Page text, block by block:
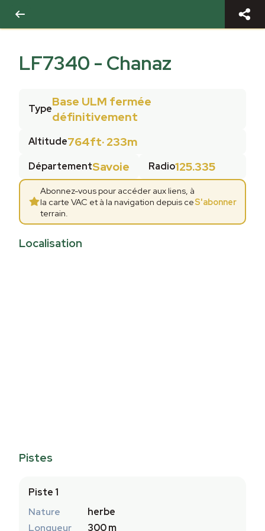
LF7340 - Chanaz
TypeBase ULM fermée
définitivement
Altitude764ft·233m
DépartementSavoie Radio125.335
Abonnez-vous pour accéder aux liens, à
la carte VAC et à la navigation depuis ce
terrain.
S'abonner
Localisation
Pistes
Piste 1
Nature
herbe
Longueur
300 m